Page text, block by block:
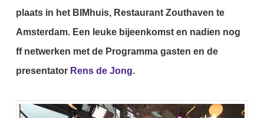
plaats in het BIMhuis, Restaurant Zouthaven te
Amsterdam. Een leuke bijeenkomst en nadien nog
ff netwerken met de Programma gasten en de
presentator Rens de Jong.